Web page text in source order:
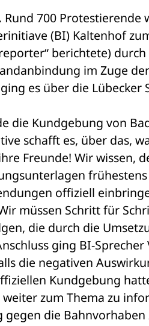
Rund 700 Protestierende
(BI) Kaltenhof
berichtete)
im Zuge
es über die
die Kundgebung von
schafft es, über das,
Freunde! Wir wissen,
offiziell
müssen Schritt für
die durch die
ging BI-
die negativen
Kundgebung
zum Thema zu
die Bahnvorhaben